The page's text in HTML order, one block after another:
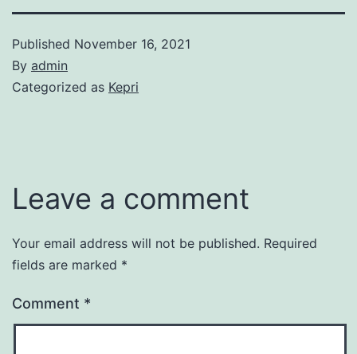
Published November 16, 2021
By admin
Categorized as Kepri
Leave a comment
Your email address will not be published. Required
fields are marked *
Comment *